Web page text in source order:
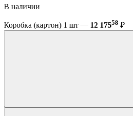
В наличии
Коробка (картон) 1 шт — 12 17558 ₽